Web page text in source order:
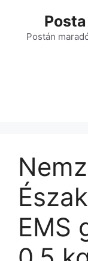
tartalomba
Postán
EMS